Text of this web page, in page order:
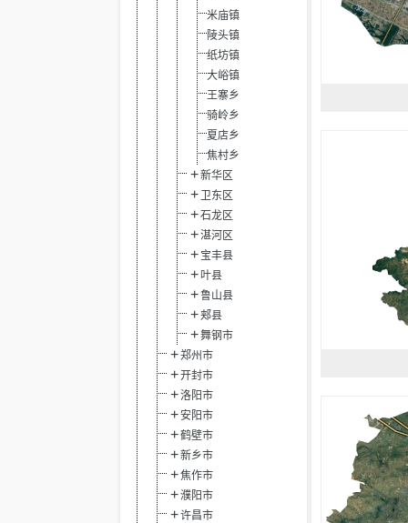
米庙镇
陵头镇
纸坊镇
大峪镇
王寨乡
骑岭乡
夏店乡
焦村乡
新华区
卫东区
石龙区
湛河区
宝丰县
叶县
鲁山县
郏县
舞钢市
郑州市
开封市
洛阳市
安阳市
鹤壁市
新乡市
焦作市
濮阳市
许昌市